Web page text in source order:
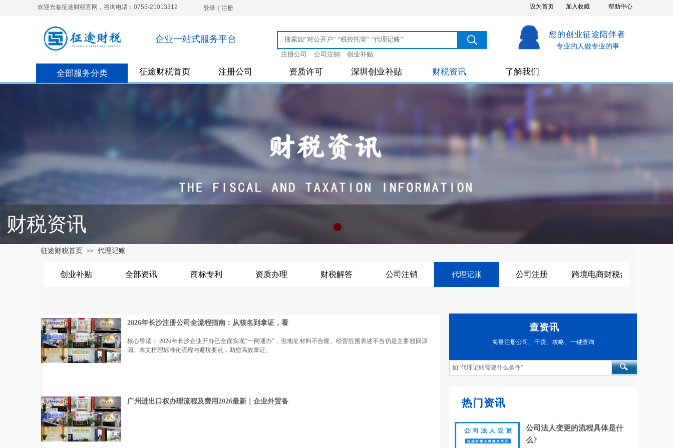
登录 注册
欢迎光临征途财税官网，咨询电话：0755-21013312 设为首页 加入收藏 帮助中心
搜索
注册公司 公司注销 创业补贴
搜索
专业的人做专业的事
您的创业征途陪伴者
企业一站式服务平台
全部服务分类 征途财税首页 注册公司 资质许可 深圳创业补贴 财税资讯 了解我们
财税资讯
征途财税首页 >> 代理记账
创业补贴 全部资讯 商标专利 资质办理 财税解答 公司注销 代理记账 公司注册 跨境电商财税合规
2026年长沙注册公司全流程指南：从核名到拿证，看
核心导读： 2026年长沙企业开办已全面实现“一网通办”，但地址材料不合规、经营范围表述不当仍是主要驳回原
因。本文梳理标准化流程与避坑要点，助您高效拿证。
广州进出口权办理流程及费用2026最新｜企业外贸备
查资讯
海量注册公司、 干货、攻略、一键查询
热门资讯
公司法人变更的流程具体是什
么?